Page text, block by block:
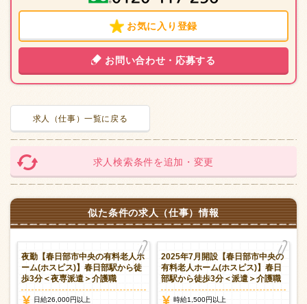
お気に入り登録
お問い合わせ・応募する
求人（仕事）一覧に戻る
求人検索条件を追加・変更
似た条件の求人（仕事）情報
夜勤【春日部市中央の有料老人ホ
ーム(ホスピス)】春日部駅から徒
歩3分＜夜専派遣＞介護職
日給26,000円以上
2025年7月開設【春日部市中央の
有料老人ホーム(ホスピス)】春日
部駅から徒歩3分＜派遣＞介護職
時給1,500円以上